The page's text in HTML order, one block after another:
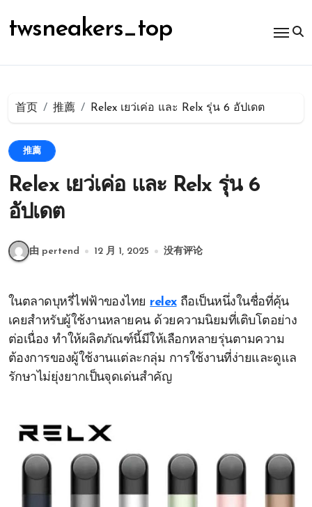
容
twsneakers_top
首页 推薦 Relex เยว่เค่อ และ Relx รุ่น 6 อัปเดต
推薦
Relex เยว่เค่อ และ Relx รุ่น 6
อัปเดต
由 pertend 12 月 1, 2025 没有评论
ในตลาดบุหรี่ไฟฟ้าของไทย relexถือเป็นหนึ่งในชื่อที่คุ้น
เคยสำหรับผู้ใช้งานหลายคน ด้วยความนิยมที่เติบโตอย่าง
ต่อเนื่อง ทำให้ผลิตภัณฑ์นี้มีให้เลือกหลายรุ่นตามความ
ต้องการของผู้ใช้งานแต่ละกลุ่ม การใช้งานที่ง่ายและดูแล
รักษาไม่ยุ่งยากเป็นจุดเด่นสำคัญ